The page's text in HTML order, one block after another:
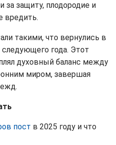
за защиту, плодородие и
вредить.
такими, что вернулись в
года. Этот
духовный баланс между
миром, завершая
пост в 2025 году и что